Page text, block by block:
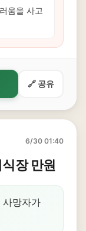
움을 사고
🔗 공유
6/30 01:40
장 만원
사망자가